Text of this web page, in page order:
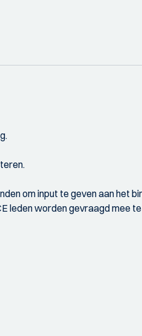
om input te geven aan het
worden gevraagd mee